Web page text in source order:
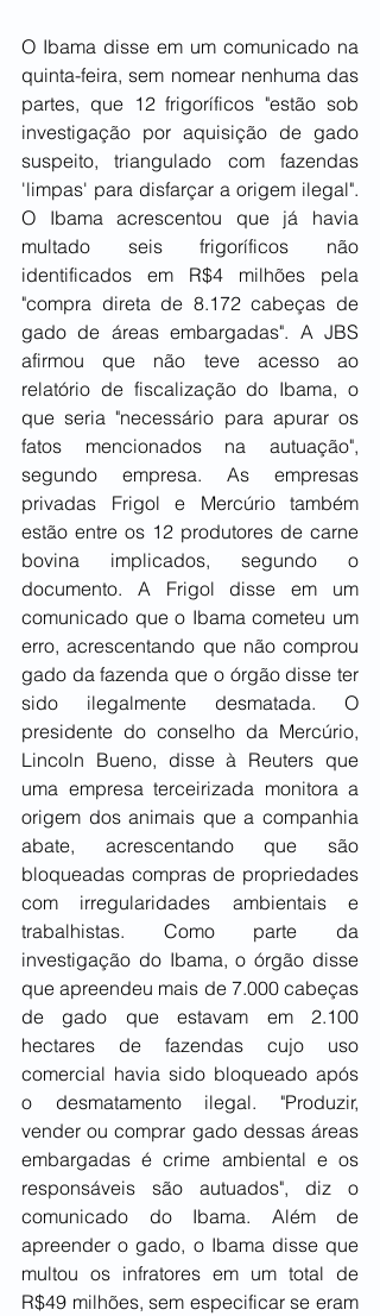
O Ibama disse em um comunicado na
quinta-feira, sem nomear nenhuma das
partes, que 12 frigoríficos "estão sob
investigação por aquisição de gado
suspeito, triangulado com fazendas
'limpas' para disfarçar a origem ilegal".
O Ibama acrescentou que já havia
multado seis frigoríficos não
identificados em R$4 milhões pela
"compra direta de 8.172 cabeças de
gado de áreas embargadas". A JBS
afirmou que não teve acesso ao
relatório de fiscalização do Ibama, o
que seria "necessário para apurar os
fatos mencionados na autuação",
segundo empresa. As empresas
privadas Frigol e Mercúrio também
estão entre os 12 produtores de carne
bovina implicados, segundo o
documento. A Frigol disse em um
comunicado que o Ibama cometeu um
erro, acrescentando que não comprou
gado da fazenda que o órgão disse ter
sido ilegalmente desmatada. O
presidente do conselho da Mercúrio,
Lincoln Bueno, disse à Reuters que
uma empresa terceirizada monitora a
origem dos animais que a companhia
abate, acrescentando que são
bloqueadas compras de propriedades
com irregularidades ambientais e
trabalhistas. Como parte da
investigação do Ibama, o órgão disse
que apreendeu mais de 7.000 cabeças
de gado que estavam em 2.100
hectares de fazendas cujo uso
comercial havia sido bloqueado após
o desmatamento ilegal. "Produzir,
vender ou comprar gado dessas áreas
embargadas é crime ambiental e os
responsáveis são autuados", diz o
comunicado do Ibama. Além de
apreender o gado, o Ibama disse que
multou os infratores em um total de
R$49 milhões, sem especificar se eram